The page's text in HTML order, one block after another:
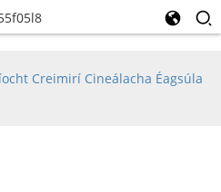
Creimirí Cineálacha Éagsúla